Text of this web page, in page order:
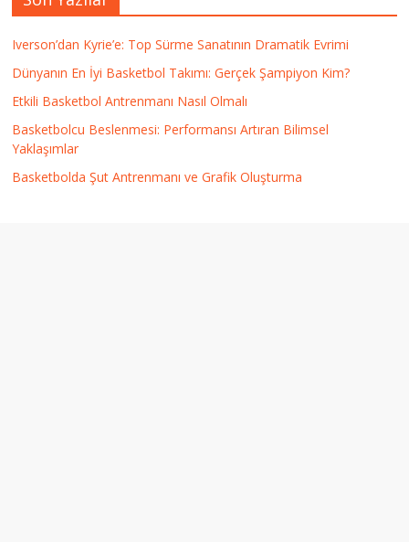
Iverson’dan Kyrie’e: Top Sürme Sanatının Dramatik Evrimi
Dünyanın En İyi Basketbol Takımı: Gerçek Şampiyon Kim?
Etkili Basketbol Antrenmanı Nasıl Olmalı
Basketbolcu Beslenmesi: Performansı Artıran Bilimsel
Yaklaşımlar
Basketbolda Şut Antrenmanı ve Grafik Oluşturma